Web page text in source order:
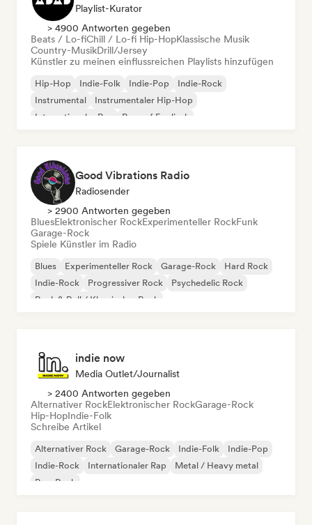
Playlist-Kurator
> 4900 Antworten gegeben
Beats / Lo-fiChill / Lo-fi Hip-HopKlassische Musik
Country-MusikDrill/Jersey
Künstler zu meinen einflussreichen Playlists hinzufügen
Hip-Hop Indie-Folk Indie-Pop
Indie-Rock
Instrumental
Instrumentaler Hip-Hop
Internationaler Rap
Rap auf Englisch
Good Vibrations Radio
Radiosender
> 2900 Antworten gegeben
BluesElektronischer RockExperimenteller RockFunk
Garage-Rock
Spiele Künstler im Radio
Blues Experimenteller Rock Garage-Rock
Hard Rock
Indie-Rock
Progressiver Rock
Psychedelic Rock
Rock & Roll / Klassischer Rock
indie now
Media Outlet/Journalist
> 2400 Antworten gegeben
Alternativer RockElektronischer RockGarage-Rock
Hip-HopIndie-Folk
Schreibe Artikel
Alternativer Rock Garage-Rock Indie-Folk
Indie-Pop
Indie-Rock
Internationaler Rap
Metal / Heavy metal
Pop-Rock